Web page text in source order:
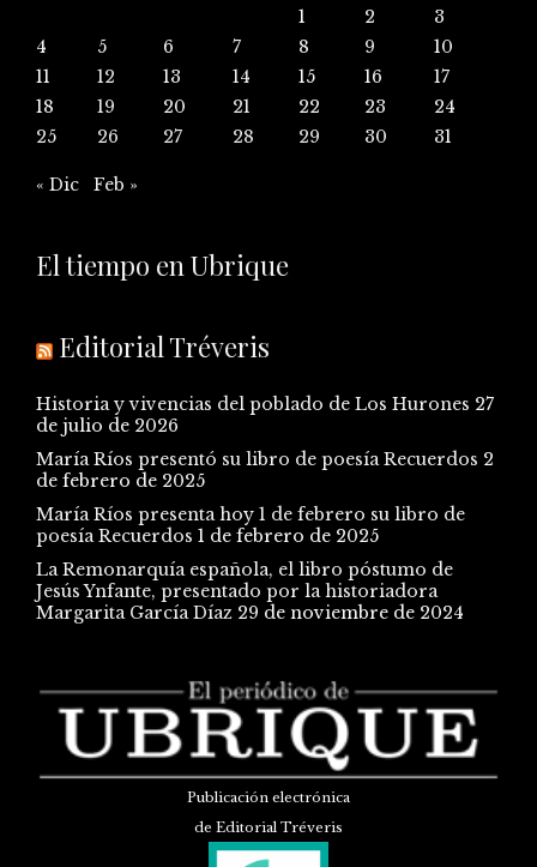
1
2
3
4
5 6 7 8 9
10
11
12 13 14 15 16
17
18
19 20 21 22 23
24
25
26 27 28 29 30 31
« Dic Feb »
El tiempo en Ubrique
Editorial Tréveris
Historia y vivencias del poblado de Los Hurones 27
de julio de 2026
María Ríos presentó su libro de poesía Recuerdos 2
de febrero de 2025
María Ríos presenta hoy 1 de febrero su libro de
poesía Recuerdos 1 de febrero de 2025
La Remonarquía española, el libro póstumo de
Jesús Ynfante, presentado por la historiadora
Margarita García Díaz 29 de noviembre de 2024
Publicación electrónica
de Editorial Tréveris